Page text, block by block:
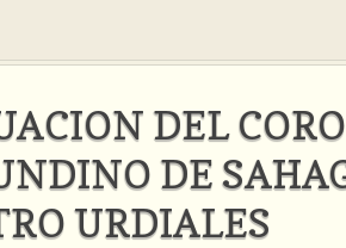
DEL CORO
DE
URDIALES